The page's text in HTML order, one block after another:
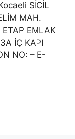
SİCİL
MAH.
ETAP EMLAK
İÇ KAPI
NO: – E-